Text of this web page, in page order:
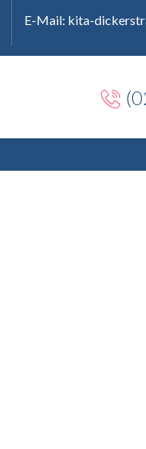
E-Mail: kita-